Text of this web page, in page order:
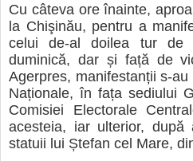
Cu câteva ore înainte,
la Chişinău, pentru a
celui de-al doilea tur de
duminică, dar și față de
Agerpres, manifestanții s-
Naționale, în fața sediului
Comisiei Electorale
acesteia, iar ulterior,
statuii lui Ștefan cel Mare,